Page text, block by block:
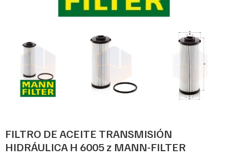
FILTRO DE ACEITE TRANSMISIÓN
HIDRÁULICA H 6005 z MANN-FILTER